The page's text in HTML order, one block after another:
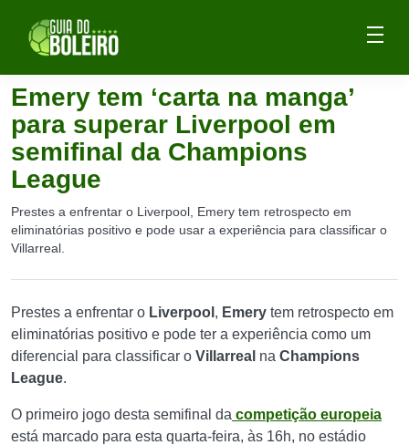
Emery tem ‘carta na manga’
para superar Liverpool em
semifinal da Champions
League
Prestes a enfrentar o Liverpool, Emery tem retrospecto em
eliminatórias positivo e pode usar a experiência para classificar o
Villarreal.
Prestes a enfrentar o Liverpool , Emery tem retrospecto em
eliminatórias positivo e pode ter a experiência como um
diferencial para classificar o Villarreal na Champions
League.
O primeiro jogo desta semifinal da competição europeia
está marcado para esta quarta-feira, às 16h, no estádio